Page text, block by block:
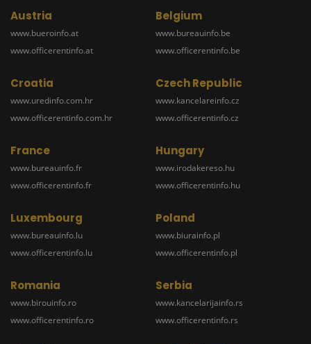
Austria
www.bueroinfo.at
www.officerentinfo.at
Belgium
www.bureauinfo.be
www.officerentinfo.be
Croatia
www.uredinfo.com.hr
www.officerentinfo.com.hr
Czech Republic
www.kancelareinfo.cz
www.officerentinfo.cz
France
www.bureauinfo.fr
www.officerentinfo.fr
Hungary
www.irodakereso.hu
www.officerentinfo.hu
Luxembourg
www.bureauinfo.lu
www.officerentinfo.lu
Poland
www.biurainfo.pl
www.officerentinfo.pl
Romania
www.birouinfo.ro
www.officerentinfo.ro
Serbia
www.kancelarijainfo.rs
www.officerentinfo.rs